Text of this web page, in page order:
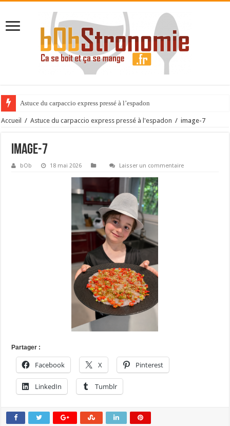
Astuce du carpaccio express pressé à l’espadon
Accueil / Astuce du carpaccio express pressé à l'espadon / image-7
image-7
bOb 18 mai 2026 Laisser un commentaire
Partager :
Facebook X Pinterest
LinkedIn Tumblr